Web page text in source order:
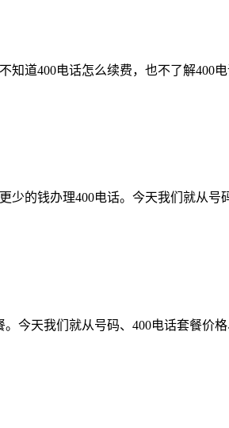
道400电话怎么续费，也不了解400
的钱办理400电话。今天我们就从
今天我们就从号码、400电话套餐价